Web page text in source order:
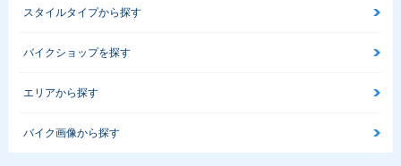
スタイルタイプから探す
バイクショップを探す
エリアから探す
バイク画像から探す